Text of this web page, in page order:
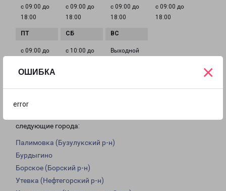
ОШИБКА
error
×
с 09:00 до
18:00
с 09:00 до
18:00
с 09:00 до
18:00
с 09:00 до
18:00
с 09:00 до
с 10:00 до
Выходной
следующие города:
Палимовка (Бузулукский р-н)
Бурдыгино
Борское (Борский р-н)
Утевка (Нефтегорский р-н)